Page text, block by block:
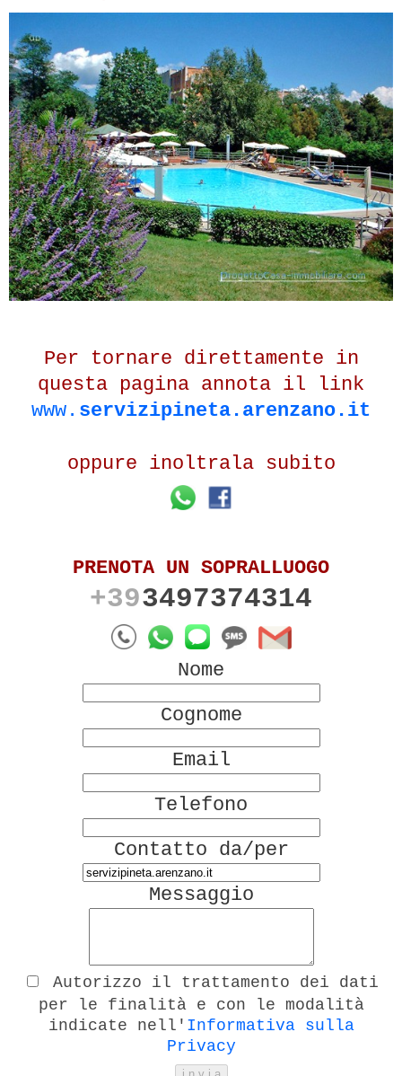
Per tornare direttamente in
questa pagina annota il link
www. servizipineta.arenzano.it
oppure inoltrala subito
PRENOTA UN SOPRALLUOGO
+393497374314
Nome
Cognome
Email
Telefono
Contatto da/per
Messaggio
Autorizzo il trattamento dei dati
per le finalità e con le modalità
indicate nell' Informativa sulla
Privacy